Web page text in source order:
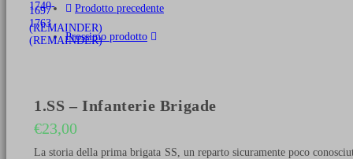
Prodotto precedente
Prossimo prodotto
1.SS – Infanterie Brigade
€23,00
La storia della prima brigata SS, un reparto sicuramente poco